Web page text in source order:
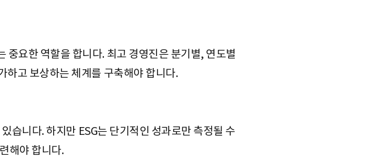
요한 역할을 합니다. 최고 경영진은 분기별, 연도별
하고 보상하는 체계를 구축해야 합니다.
습니다. 하지만 ESG는 단기적인 성과로만 측정될 수
해야 합니다.